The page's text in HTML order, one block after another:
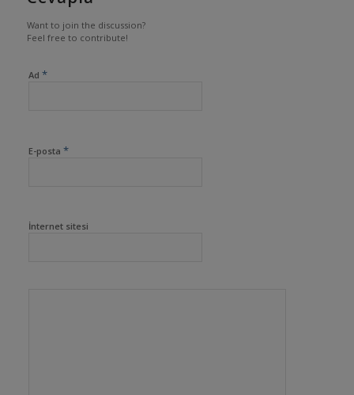
Want to join the discussion?
Feel free to contribute!
Ad *
E-posta *
İnternet sitesi